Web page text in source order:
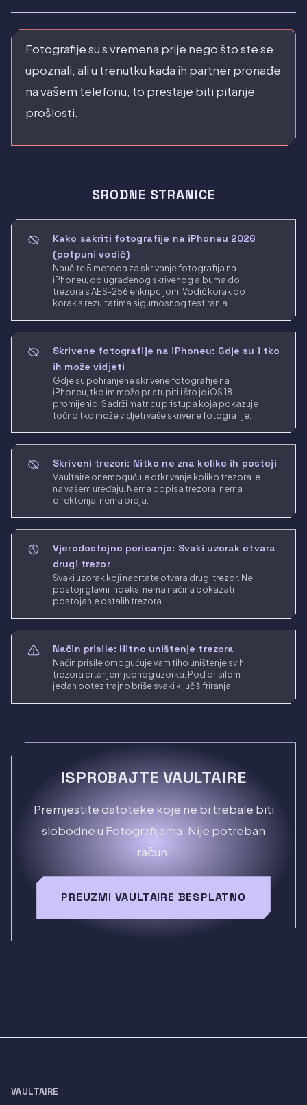
Fotografije su s vremena prije nego što ste se
upoznali, ali u trenutku kada ih partner pronađe
na vašem telefonu, to prestaje biti pitanje
prošlosti.
SRODNE STRANICE
Kako sakriti fotografije na iPhoneu 2026
(potpuni vodič)
Naučite 5 metoda za skrivanje fotografija na
iPhoneu, od ugrađenog skrivenog albuma do
trezora s AES-256 enkripcijom. Vodič korak po
korak s rezultatima sigurnosnog testiranja.
Skrivene fotografije na iPhoneu: Gdje su i tko
ih može vidjeti
Gdje su pohranjene skrivene fotografije na
iPhoneu, tko im može pristupiti i što je iOS 18
promijenio. Sadrži matricu pristupa koja pokazuje
točno tko može vidjeti vaše skrivene fotografije.
Skriveni trezori: Nitko ne zna koliko ih postoji
Vaultaire onemogućuje otkrivanje koliko trezora je
na vašem uređaju. Nema popisa trezora, nema
direktorija, nema broja.
Vjerodostojno poricanje: Svaki uzorak otvara
drugi trezor
Svaki uzorak koji nacrtate otvara drugi trezor. Ne
postoji glavni indeks, nema načina dokazati
postojanje ostalih trezora.
Način prisile: Hitno uništenje trezora
Način prisile omogućuje vam tiho uništenje svih
trezora crtanjem jednog uzorka. Pod prisilom
jedan potez trajno briše svaki ključ šifriranja.
ISPROBAJTE VAULTAIRE
Premjestite datoteke koje ne bi trebale biti
slobodne u Fotografijama. Nije potreban
račun.
PREUZMI VAULTAIRE BESPLATNO
VAULTAIRE